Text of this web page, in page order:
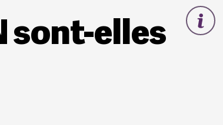
sont-elles